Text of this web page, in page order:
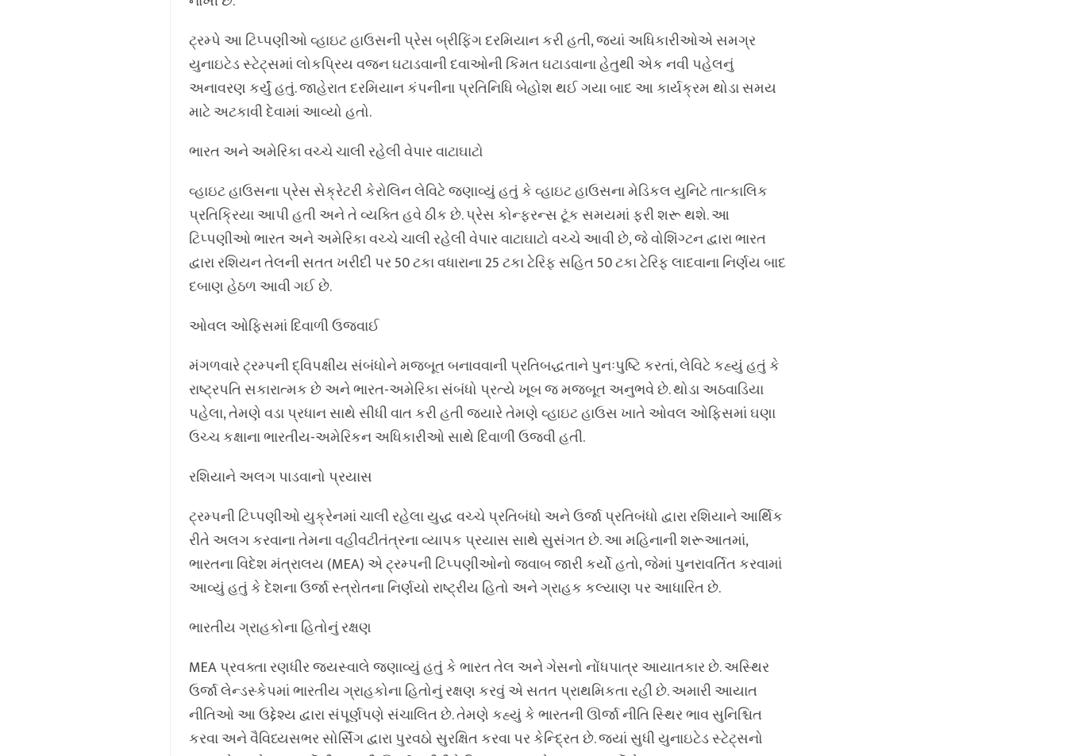
ટ્રમ્પે આ ટિપ્પણીઓ વ્હાઇટ હાઉસની પ્રેસ બ્રીફિંગ દરમિયાન કરી હતી, જ્યાં અધિકારીઓએ સમગ્ર
યુનાઇટેડ સ્ટેટ્સમાં લોકપ્રિય વજન ઘટાડવાની દવાઓની કિંમત ઘટાડવાના હેતુથી એક નવી પહેલનું
અનાવરણ કર્યું હતું. જાહેરાત દરમિયાન કંપનીના પ્રતિનિધિ બેહોશ થઈ ગયા બાદ આ કાર્યક્રમ થોડા સમય
માટે અટકાવી દેવામાં આવ્યો હતો.
ભારત અને અમેરિકા વચ્ચે ચાલી રહેલી વેપાર વાટાઘાટો
વ્હાઇટ હાઉસના પ્રેસ સેક્રેટરી કેરોલિન લેવિટે જણાવ્યું હતું કે વ્હાઇટ હાઉસના મેડિકલ યુનિટે તાત્કાલિક
પ્રતિક્રિયા આપી હતી અને તે વ્યક્તિ હવે ઠીક છે. પ્રેસ કોન્ફરન્સ ટૂંક સમયમાં ફરી શરૂ થશે. આ
ટિપ્પણીઓ ભારત અને અમેરિકા વચ્ચે ચાલી રહેલી વેપાર વાટાઘાટો વચ્ચે આવી છે, જે વોશિંગ્ટન દ્વારા ભારત
દ્વારા રશિયન તેલની સતત ખરીદી પર 50 ટકા વધારાના 25 ટકા ટેરિફ સહિત 50 ટકા ટેરિફ લાદવાના નિર્ણય બાદ
દબાણ હેઠળ આવી ગઈ છે.
ઓવલ ઓફિસમાં દિવાળી ઉજવાઈ
મંગળવારે ટ્રમ્પની દ્વિપક્ષીય સંબંધોને મજબૂત બનાવવાની પ્રતિબદ્ધતાને પુનઃપુષ્ટિ કરતાં, લેવિટે કહ્યું હતું કે
રાષ્ટ્રપતિ સકારાત્મક છે અને ભારત-અમેરિકા સંબંધો પ્રત્યે ખૂબ જ મજબૂત અનુભવે છે. થોડા અઠવાડિયા
પહેલા, તેમણે વડા પ્રધાન સાથે સીધી વાત કરી હતી જ્યારે તેમણે વ્હાઇટ હાઉસ ખાતે ઓવલ ઓફિસમાં ઘણા
ઉચ્ચ કક્ષાના ભારતીય-અમેરિકન અધિકારીઓ સાથે દિવાળી ઉજવી હતી.
રશિયાને અલગ પાડવાનો પ્રયાસ
ટ્રમ્પની ટિપ્પણીઓ યુક્રેનમાં ચાલી રહેલા યુદ્ધ વચ્ચે પ્રતિબંધો અને ઉર્જા પ્રતિબંધો દ્વારા રશિયાને આર્થિક
રીતે અલગ કરવાના તેમના વહીવટીતંત્રના વ્યાપક પ્રયાસ સાથે સુસંગત છે. આ મહિનાની શરૂઆતમાં,
ભારતના વિદેશ મંત્રાલય (MEA) એ ટ્રમ્પની ટિપ્પણીઓનો જવાબ જારી કર્યો હતો, જેમાં પુનરાવર્તિત કરવામાં
આવ્યું હતું કે દેશના ઉર્જા સ્ત્રોતના નિર્ણયો રાષ્ટ્રીય હિતો અને ગ્રાહક કલ્યાણ પર આધારિત છે.
ભારતીય ગ્રાહકોના હિતોનું રક્ષણ
MEA પ્રવક્તા રણધીર જયસ્વાલે જણાવ્યું હતું કે ભારત તેલ અને ગેસનો નોંધપાત્ર આયાતકાર છે. અસ્થિર
ઉર્જા લેન્ડસ્કેપમાં ભારતીય ગ્રાહકોના હિતોનું રક્ષણ કરવું એ સતત પ્રાથમિકતા રહી છે. અમારી આયાત
નીતિઓ આ ઉદ્દેશ્ય દ્વારા સંપૂર્ણપણે સંચાલિત છે. તેમણે કહ્યું કે ભારતની ઊર્જા નીતિ સ્થિર ભાવ સુનિશ્ચિત
કરવા અને વૈવિધ્યસભર સોર્સિંગ દ્વારા પુરવઠો સુરક્ષિત કરવા પર કેન્દ્રિત છે. જ્યાં સુધી યુનાઇટેડ સ્ટેટ્સનો